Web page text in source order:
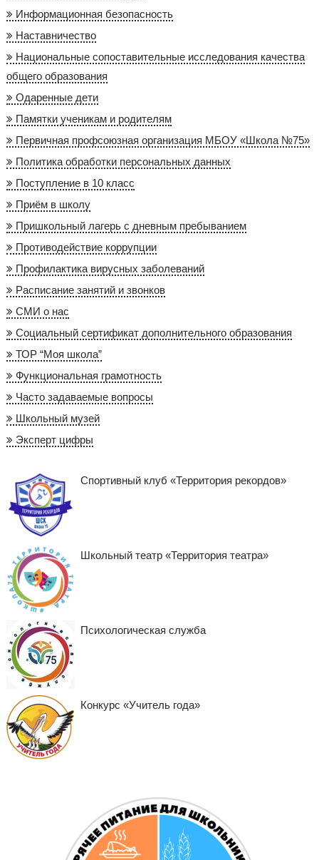
Информационная безопасность
Наставничество
Национальные сопоставительные исследования качества
общего образования
Одаренные дети
Памятки ученикам и родителям
Первичная профсоюзная организация МБОУ «Школа №75»
Политика обработки персональных данных
Поступление в 10 класс
Приём в школу
Пришкольный лагерь с дневным пребыванием
Противодействие коррупции
Профилактика вирусных заболеваний
Расписание занятий и звонков
СМИ о нас
Социальный сертификат дополнительного образования
ТОР “Моя школа”
Функциональная грамотность
Часто задаваемые вопросы
Школьный музей
Эксперт цифры
Спортивный клуб «Территория рекордов»
Школьный театр «Территория театра»
Психологическая служба
Конкурс «Учитель года»